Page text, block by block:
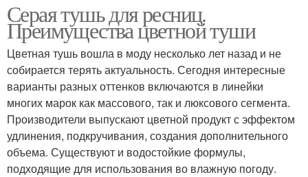
Серая тушь для ресниц.
Преимущества цветной туши
Цветная тушь вошла в моду несколько лет назад и не
собирается терять актуальность. Сегодня интересные
варианты разных оттенков включаются в линейки
многих марок как массового, так и люксового сегмента.
Производители выпускают цветной продукт с эффектом
удлинения, подкручивания, создания дополнительного
объема. Существуют и водостойкие формулы,
подходящие для использования во влажную погоду.